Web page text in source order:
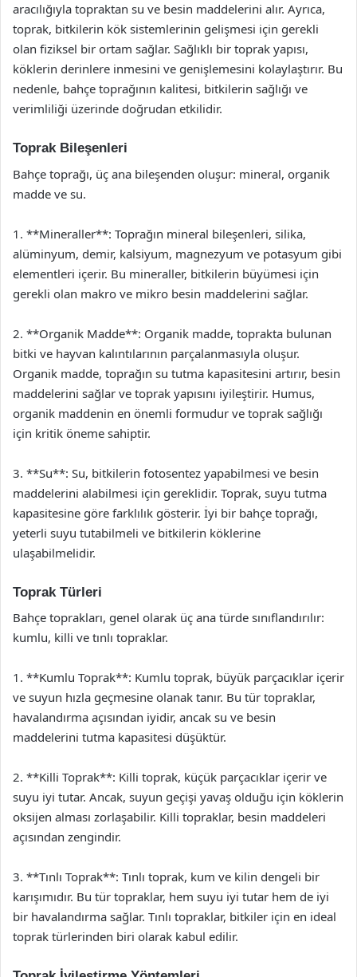
aracılığıyla topraktan su ve besin maddelerini alır. Ayrıca,
toprak, bitkilerin kök sistemlerinin gelişmesi için gerekli
olan fiziksel bir ortam sağlar. Sağlıklı bir toprak yapısı,
köklerin derinlere inmesini ve genişlemesini kolaylaştırır. Bu
nedenle, bahçe toprağının kalitesi, bitkilerin sağlığı ve
verimliliği üzerinde doğrudan etkilidir.
Toprak Bileşenleri
Bahçe toprağı, üç ana bileşenden oluşur: mineral, organik
madde ve su.
1. **Mineraller**: Toprağın mineral bileşenleri, silika,
alüminyum, demir, kalsiyum, magnezyum ve potasyum gibi
elementleri içerir. Bu mineraller, bitkilerin büyümesi için
gerekli olan makro ve mikro besin maddelerini sağlar.
2. **Organik Madde**: Organik madde, toprakta bulunan
bitki ve hayvan kalıntılarının parçalanmasıyla oluşur.
Organik madde, toprağın su tutma kapasitesini artırır, besin
maddelerini sağlar ve toprak yapısını iyileştirir. Humus,
organik maddenin en önemli formudur ve toprak sağlığı
için kritik öneme sahiptir.
3. **Su**: Su, bitkilerin fotosentez yapabilmesi ve besin
maddelerini alabilmesi için gereklidir. Toprak, suyu tutma
kapasitesine göre farklılık gösterir. İyi bir bahçe toprağı,
yeterli suyu tutabilmeli ve bitkilerin köklerine
ulaşabilmelidir.
Toprak Türleri
Bahçe toprakları, genel olarak üç ana türde sınıflandırılır:
kumlu, killi ve tınlı topraklar.
1. **Kumlu Toprak**: Kumlu toprak, büyük parçacıklar içerir
ve suyun hızla geçmesine olanak tanır. Bu tür topraklar,
havalandırma açısından iyidir, ancak su ve besin
maddelerini tutma kapasitesi düşüktür.
2. **Killi Toprak**: Killi toprak, küçük parçacıklar içerir ve
suyu iyi tutar. Ancak, suyun geçişi yavaş olduğu için köklerin
oksijen alması zorlaşabilir. Killi topraklar, besin maddeleri
açısından zengindir.
3. **Tınlı Toprak**: Tınlı toprak, kum ve kilin dengeli bir
karışımıdır. Bu tür topraklar, hem suyu iyi tutar hem de iyi
bir havalandırma sağlar. Tınlı topraklar, bitkiler için en ideal
toprak türlerinden biri olarak kabul edilir.